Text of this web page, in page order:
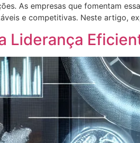
As empresas que fomentam
e competitivas. Neste artigo,
Liderança